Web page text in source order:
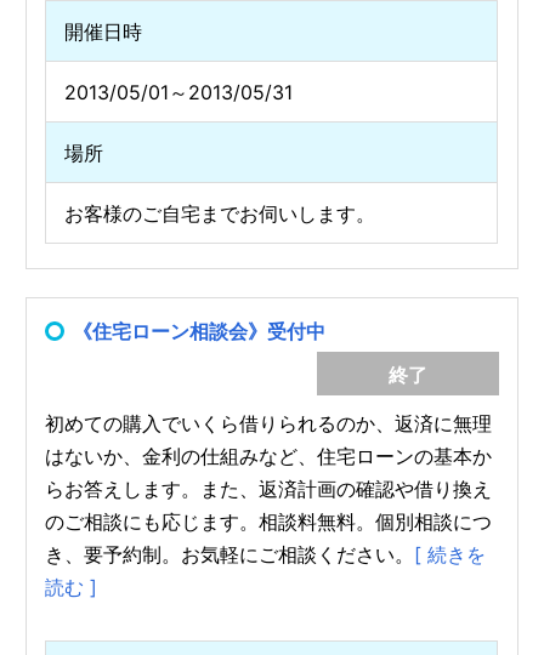
開催日時
2013/05/01～2013/05/31
場所
お客様のご自宅までお伺いします。
《住宅ローン相談会》受付中
終了
初めての購入でいくら借りられるのか、返済に無理
はないか、金利の仕組みなど、住宅ローンの基本か
らお答えします。また、返済計画の確認や借り換え
のご相談にも応じます。相談料無料。個別相談につ
き、要予約制。お気軽にご相談ください。 [ 続きを
読む ]